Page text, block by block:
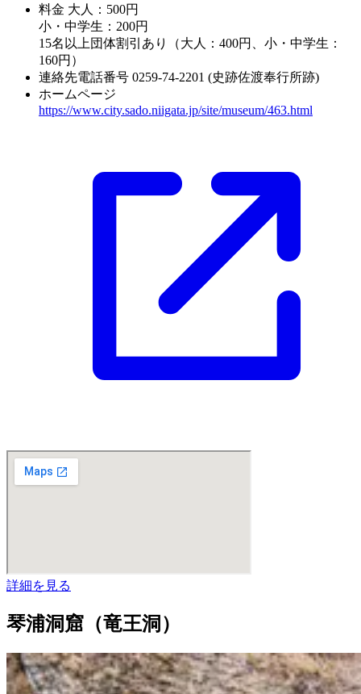
料金 大人：500円
小・中学生：200円
15名以上団体割引あり（大人：400円、小・中学生：
160円）
連絡先電話番号 0259-74-2201 (史跡佐渡奉行所跡)
ホームページ
https://www.city.sado.niigata.jp/site/museum/463.html
詳細を見る
琴浦洞窟（竜王洞）